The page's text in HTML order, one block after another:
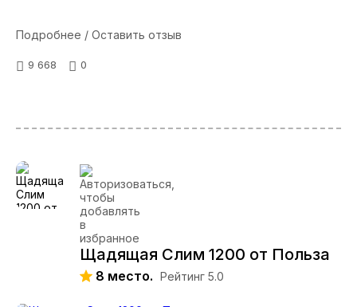
Подробнее / Оставить отзыв
9 668 0
Щадящая Слим 1200 от Польза
8 место. Рейтинг 5.0